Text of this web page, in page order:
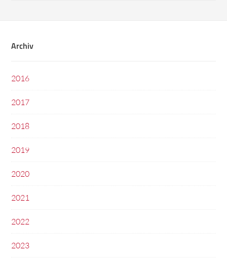
Archiv
2016
2017
2018
2019
2020
2021
2022
2023